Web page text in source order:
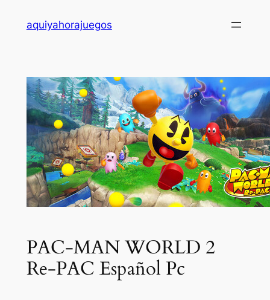
aquiyahorajuegos
PAC-MAN WORLD 2
Re-PAC Español Pc